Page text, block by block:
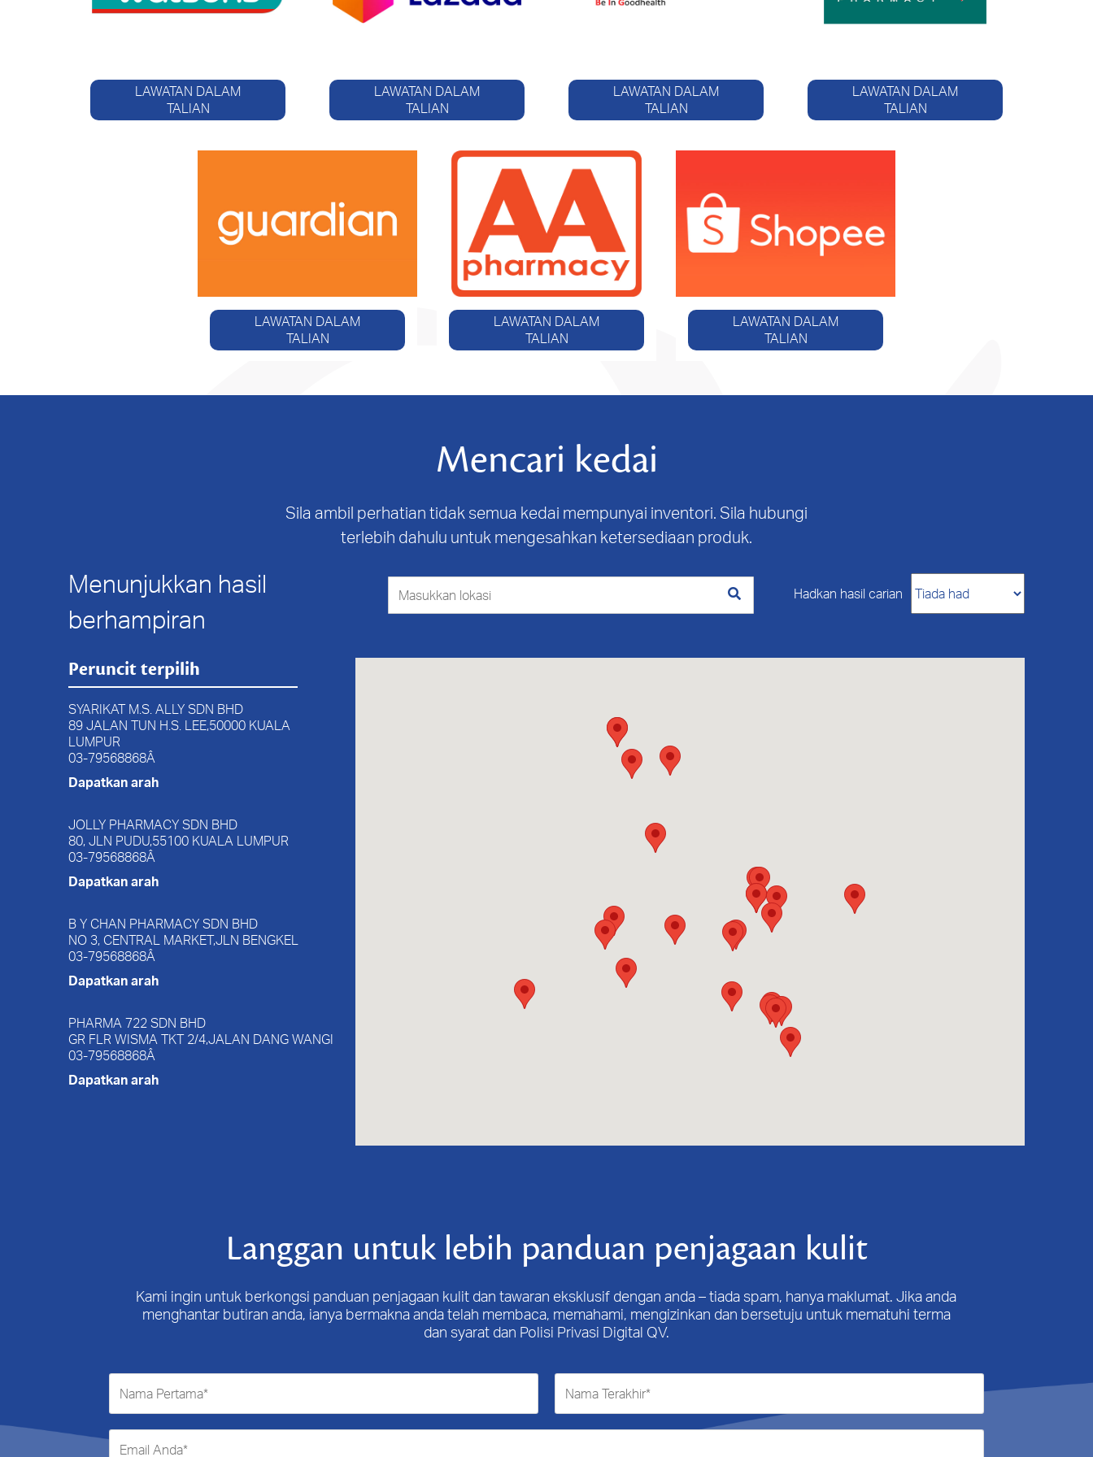
LAWATAN DALAM
TALIAN
LAWATAN DALAM
TALIAN
LAWATAN DALAM
TALIAN
LAWATAN DALAM
TALIAN
LAWATAN DALAM
TALIAN
LAWATAN DALAM
TALIAN
LAWATAN DALAM
TALIAN
Mencari kedai
Sila ambil perhatian tidak semua kedai mempunyai inventori. Sila hubungi
terlebih dahulu untuk mengesahkan ketersediaan produk.
Menunjukkan hasil
berhampiran
Hadkan hasil carian
Peruncit terpilih
SYARIKAT M.S. ALLY SDN BHD
89 JALAN TUN H.S. LEE,50000 KUALA
LUMPUR
03-79568868Â
Dapatkan arah
JOLLY PHARMACY SDN BHD
80, JLN PUDU,55100 KUALA LUMPUR
03-79568868Â
Dapatkan arah
B Y CHAN PHARMACY SDN BHD
NO 3, CENTRAL MARKET,JLN BENGKEL
03-79568868Â
Dapatkan arah
PHARMA 722 SDN BHD
GR FLR WISMA TKT 2/4,JALAN DANG WANGI
03-79568868Â
Dapatkan arah
G-01 GRD FLR WISMA BUKIT BINTANG
ZENITH PHARMACY (BB) SDN BHD
03-79568868Â
Dapatkan arah
WATSON'S PERSONAL CARE STORES SDN
Langgan untuk lebih panduan penjagaan kulit
Kami ingin untuk berkongsi panduan penjagaan kulit dan tawaran eksklusif dengan anda – tiada spam, hanya maklumat. Jika anda
menghantar butiran anda, ianya bermakna anda telah membaca, memahami, mengizinkan dan bersetuju untuk mematuhi terma
dan syarat dan Polisi Privasi Digital QV.